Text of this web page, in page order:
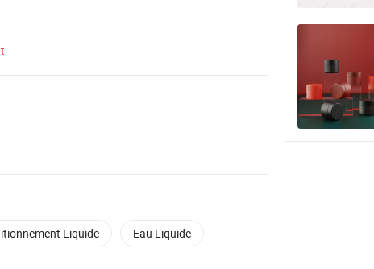
Liquide Eau Liquide